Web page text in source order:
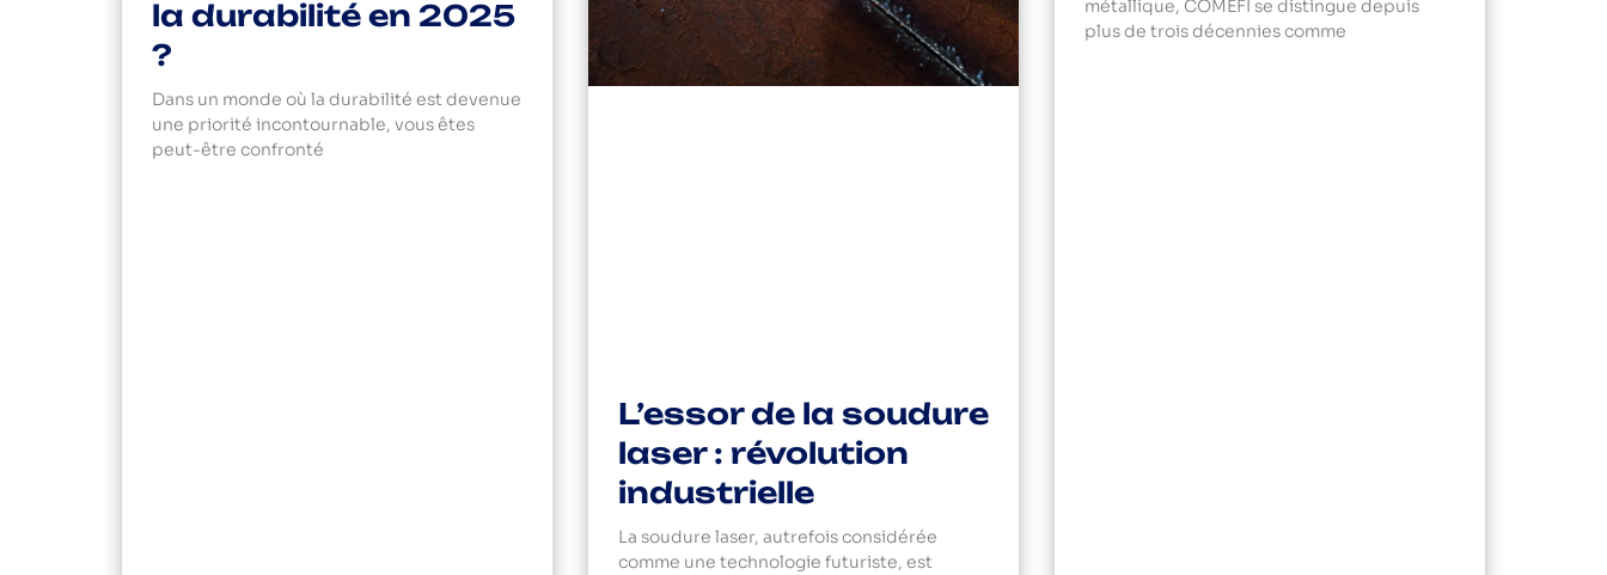
la durabilité en 2025
?
Dans un monde où la durabilité est devenue
une priorité incontournable, vous êtes
peut-être confronté
L’essor de la soudure
laser : révolution
industrielle
La soudure laser, autrefois considérée
comme une technologie futuriste, est
métallique, COMEFI se distingue depuis
plus de trois décennies comme